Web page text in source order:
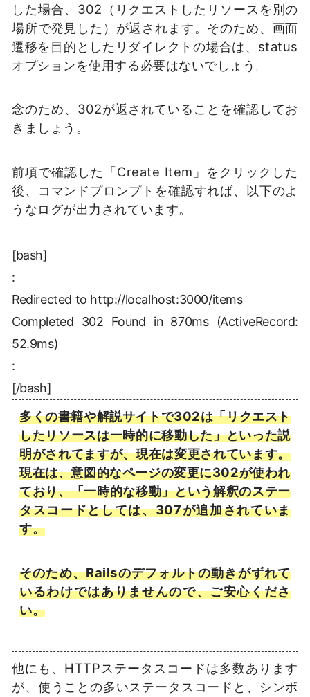
した場合、302（リクエストしたリソースを別の
場所で発見した）が返されます。そのため、画面
遷移を目的としたリダイレクトの場合は、status
オプションを使用する必要はないでしょう。
念のため、302が返されていることを確認してお
きましょう。
前項で確認した「Create Item」をクリックした
後、コマンドプロンプトを確認すれば、以下のよ
うなログが出力されています。
[bash]
:
Redirected to http://localhost:3000/items
Completed 302 Found in 870ms (ActiveRecord:
52.9ms)
:
[/bash]
多くの書籍や解説サイトで302は「リクエスト
したリソースは一時的に移動した」といった説
明がされてますが、現在は変更されています。
現在は、意図的なページの変更に302が使われ
ており、「一時的な移動」という解釈のステー
タスコードとしては、307が追加されていま
す。
そのため、Railsのデフォルトの動きがずれて
いるわけではありませんので、ご安心くださ
い。
他にも、HTTPステータスコードは多数あります
が、使うことの多いステータスコードと、シンボ